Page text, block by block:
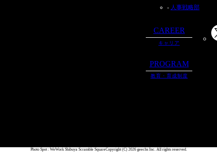
人事戦略部
CAREER
キャリア
PROGRAM
教育・育成制度
Photo Spot : WeWork Shibuya Scramble SquareCopyright (C) 2026 geechs Inc. All rights reserved.